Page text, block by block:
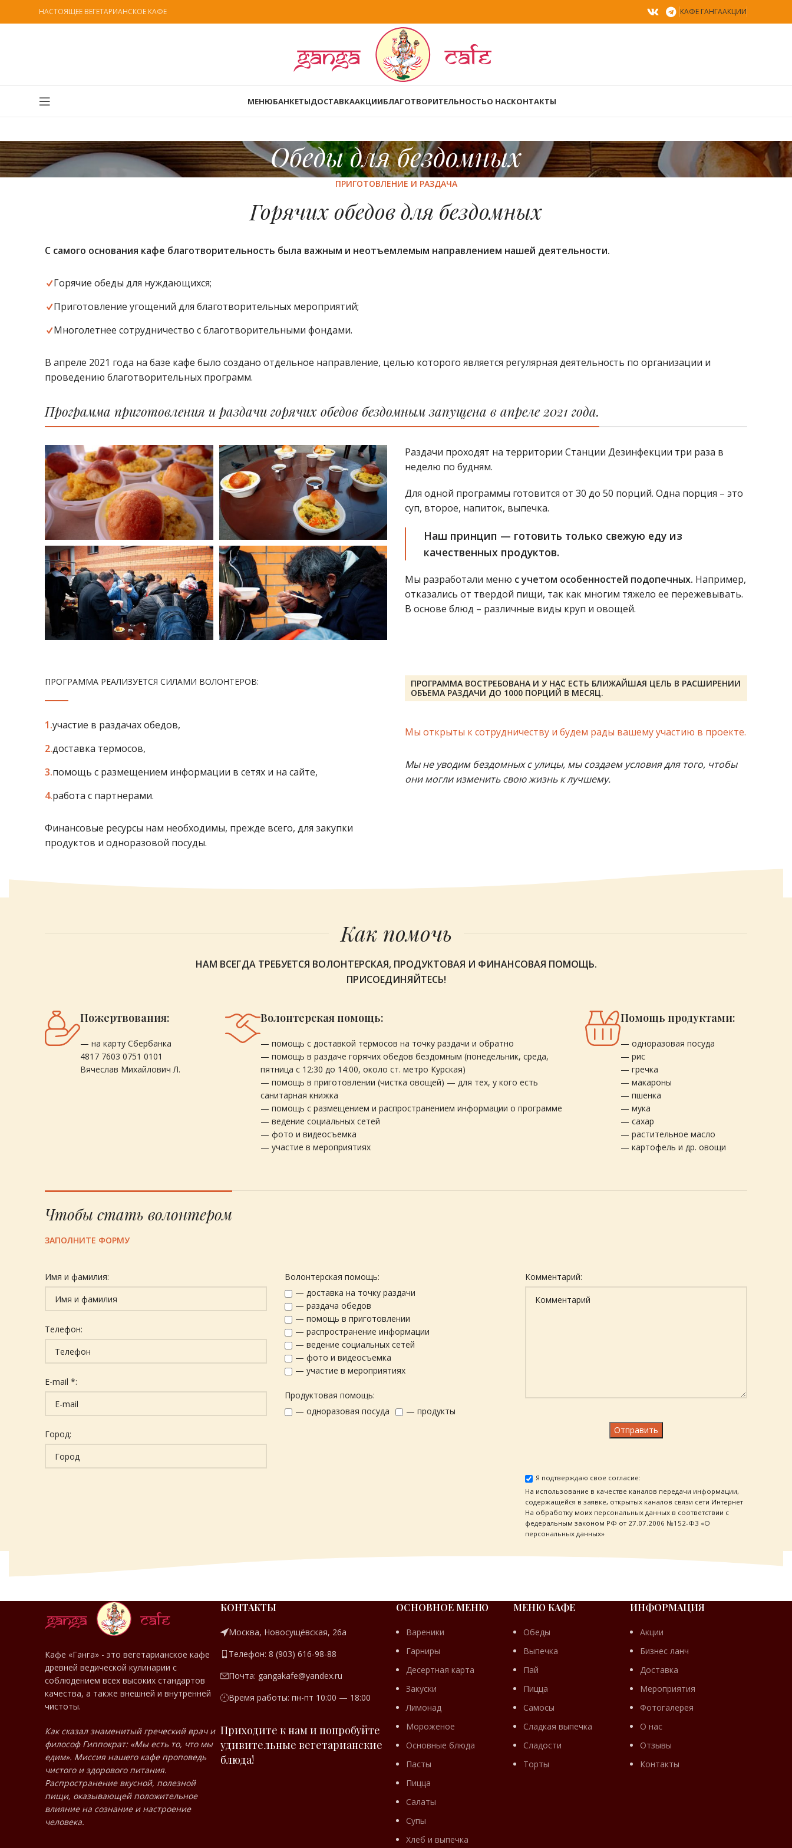
НАСТОЯЩЕЕ ВЕГЕТАРИАНСКОЕ КАФЕ КАФЕ ГАНГААКЦИИ
МЕНЮБАНКЕТЫДОСТАВКААКЦИИБЛАГОТВОРИТЕЛЬНОСТЬО НАСКОНТАКТЫ
Обеды для бездомных
ПРИГОТОВЛЕНИЕ И РАЗДАЧА
Горячих обедов для бездомных
С самого основания кафе благотворительность была важным и неотъемлемым направлением нашей деятельности.
Горячие обеды для нуждающихся;
Приготовление угощений для благотворительных мероприятий;
Многолетнее сотрудничество с благотворительными фондами.
В апреле 2021 года на базе кафе было создано отдельное направление, целью которого является регулярная деятельность по организации и
проведению благотворительных программ.
Программа приготовления и раздачи горячих обедов бездомным запущена в апреле 2021 года.
Раздачи проходят на территории Станции Дезинфекции три раза в
неделю по будням.
Для одной программы готовится от 30 до 50 порций. Одна порция – это
суп, второе, напиток, выпечка.
Наш принцип — готовить только свежую еду из
качественных продуктов.
Мы разработали меню с учетом особенностей подопечных. Например,
отказались от твердой пищи, так как многим тяжело ее пережевывать.
В основе блюд – различные виды круп и овощей.
ПРОГРАММА РЕАЛИЗУЕТСЯ СИЛАМИ ВОЛОНТЕРОВ:
участие в раздачах обедов,
доставка термосов,
помощь с размещением информации в сетях и на сайте,
работа с партнерами.
Финансовые ресурсы нам необходимы, прежде всего, для закупки
продуктов и одноразовой посуды.
ПРОГРАММА ВОСТРЕБОВАНА И У НАС ЕСТЬ БЛИЖАЙШАЯ ЦЕЛЬ В РАСШИРЕНИИ
ОБЪЕМА РАЗДАЧИ ДО 1000 ПОРЦИЙ В МЕСЯЦ.
Мы открыты к сотрудничеству и будем рады вашему участию в проекте.
Мы не уводим бездомных с улицы, мы создаем условия для того, чтобы
они могли изменить свою жизнь к лучшему.
Как помочь
НАМ ВСЕГДА ТРЕБУЕТСЯ ВОЛОНТЕРСКАЯ, ПРОДУКТОВАЯ И ФИНАНСОВАЯ ПОМОЩЬ.
ПРИСОЕДИНЯЙТЕСЬ!
Пожертвования:
— на карту Сбербанка
4817 7603 0751 0101
Вячеслав Михайлович Л.
Волонтерская помощь:
— помощь с доставкой термосов на точку раздачи и обратно
— помощь в раздаче горячих обедов бездомным (понедельник, среда,
пятница с 12:30 до 14:00, около ст. метро Курская)
— помощь в приготовлении (чистка овощей) — для тех, у кого есть
санитарная книжка
— помощь с размещением и распространением информации о программе
— ведение социальных сетей
— фото и видеосъемка
— участие в мероприятиях
Помощь продуктами:
— одноразовая посуда
— рис
— гречка
— макароны
— пшенка
— мука
— сахар
— растительное масло
— картофель и др. овощи
Чтобы стать волонтером
ЗАПОЛНИТЕ ФОРМУ
Имя и фамилия:
Телефон:
E-mail *:
Город:
Волонтерская помощь:
— доставка на точку раздачи
— раздача обедов
— помощь в приготовлении
— распространение информации
— ведение социальных сетей
— фото и видеосъемка
— участие в мероприятиях
Продуктовая помощь:
— одноразовая посуда
— продукты
Комментарий:
Я подтверждаю свое согласие:
На использование в качестве каналов передачи информации,
содержащейся в заявке, открытых каналов связи сети Интернет
На обработку моих персональных данных в соответствии с
федеральным законом РФ от 27.07.2006 №152-Ф3 «О
персональных данных»
Кафе «Ганга» - это вегетарианское кафе
древней ведической кулинарии с
соблюдением всех высоких стандартов
качества, а также внешней и внутренней
чистоты.
Как сказал знаменитый греческий врач и
философ Гиппократ: «Мы есть то, что мы
едим». Миссия нашего кафе проповедь
чистого и здорового питания.
Распространение вкусной, полезной
пищи, оказывающей положительное
влияние на сознание и настроение
человека.
КОНТАКТЫ
Москва, Новосущёвская, 26а
Телефон: 8 (903) 616-98-88
Почта: gangakafe@yandex.ru
Время работы: пн-пт 10:00 — 18:00
Приходите к нам и попробуйте
удивительные вегетарианские
блюда!
ОСНОВНОЕ МЕНЮ
Вареники
Гарниры
Десертная карта
Закуски
Лимонад
Мороженое
Основные блюда
Пасты
Пицца
Салаты
Супы
Хлеб и выпечка
МЕНЮ КАФЕ
Обеды
Выпечка
Пай
Пицца
Самосы
Сладкая выпечка
Сладости
Торты
ИНФОРМАЦИЯ
Акции
Бизнес ланч
Доставка
Мероприятия
Фотогалерея
О нас
Отзывы
Контакты